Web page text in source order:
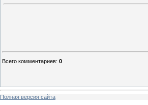
Всего комментариев: 0
Полная версия сайта